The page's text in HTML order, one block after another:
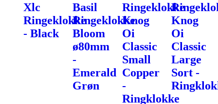
Xlc
Ringeklokke
- Black
Basil
Ringeklokke
Bloom
ø80mm
-
Emerald
Grøn
Ringeklokke
Knog
Oi
Classic
Small
Copper
-
Ringklokke
Knog
Oi
Classic
Large
Sort -